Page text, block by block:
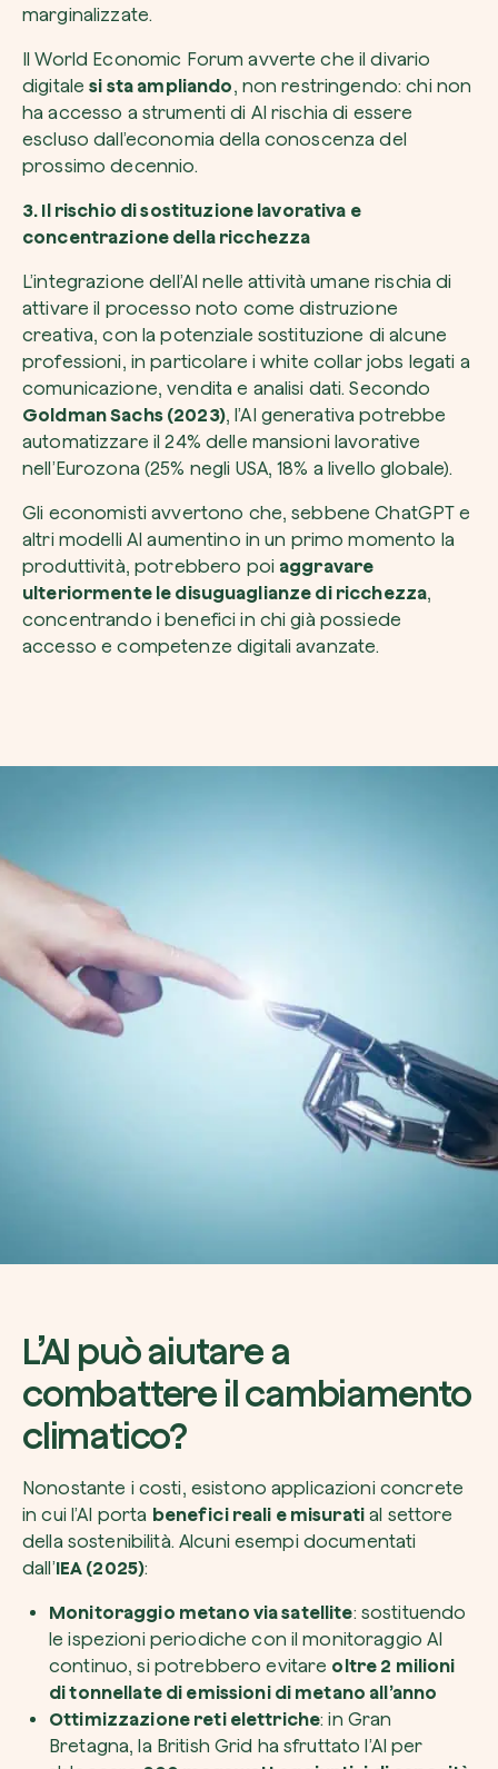
marginalizzate.
Il World Economic Forum avverte che il divario
digitalesi sta ampliando, non restringendo: chi non
ha accesso a strumenti di AI rischia di essere
escluso dall’economia della conoscenza del
prossimo decennio.
3. Il rischio di sostituzione lavorativa e
concentrazione della ricchezza
L’integrazione dell’AI nelle attività umane rischia di
attivare il processo noto comedistruzione
creativa, con la potenziale sostituzione di alcune
professioni, in particolare i white collar jobs legati a
comunicazione, vendita e analisi dati. Secondo
Goldman Sachs (2023), l’AI generativa potrebbe
automatizzare il 24% delle mansioni lavorative
nell’Eurozona (25% negli USA, 18% a livello globale).
Gli economisti avvertono che, sebbene ChatGPT e
altri modelli AI aumentino in un primo momento la
produttività, potrebbero poi aggravare
ulteriormente le disuguaglianze di ricchezza,
concentrando i benefici in chi già possiede
accesso e competenze digitali avanzate.
L’AI può aiutare a
combattere il cambiamento
climatico?
Nonostante i costi, esistono applicazioni concrete
in cui l’AI porta benefici reali e misurati al settore
della sostenibilità. Alcuni esempi documentati
dall’IEA (2025):
Monitoraggio metano via satellite: sostituendo
le ispezioni periodiche con il monitoraggio AI
continuo, si potrebbero evitare oltre 2 milioni
di tonnellate di emissioni di metano all’anno
Ottimizzazione reti elettriche: in Gran
Bretagna, la British Grid ha sfruttato l’AI per